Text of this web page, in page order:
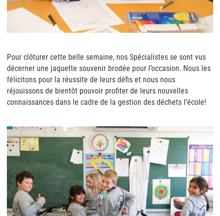
Pour clôturer cette belle semaine, nos Spécialistes se sont vus
décerner une jaquette souvenir brodée pour l’occasion. Nous les
félicitons pour la réussite de leurs défis et nous nous
réjouissons de bientôt pouvoir profiter de leurs nouvelles
connaissances dans le cadre de la gestion des déchets l’école!